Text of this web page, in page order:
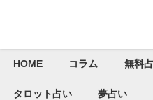
HOME コラム 無料
タロット占い 夢占い